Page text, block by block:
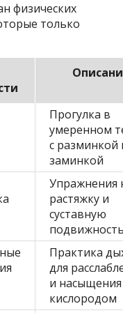
физических
только
Прогулка в
умеренном
с разминкой
заминкой
Упражнения
растяжку и
суставную
Практика
для
и насыщения
кислородом